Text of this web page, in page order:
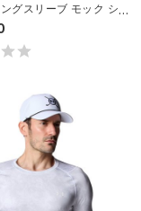
グスリーブ モック シャ
ニング/MEN）